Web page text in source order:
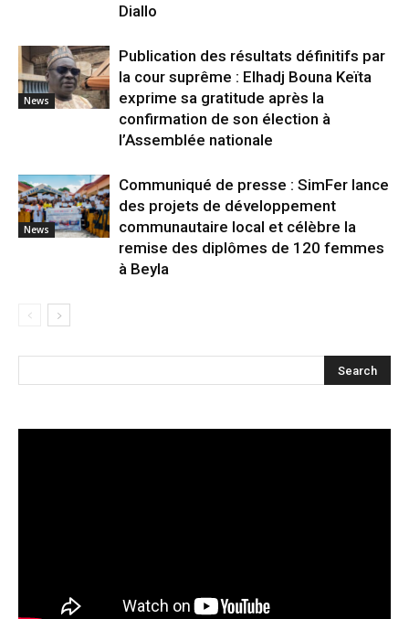
Diallo
News
Publication des résultats définitifs par
la cour suprême : Elhadj Bouna Keïta
exprime sa gratitude après la
confirmation de son élection à
l’Assemblée nationale
News
Communiqué de presse : SimFer lance
des projets de développement
communautaire local et célèbre la
remise des diplômes de 120 femmes
à Beyla